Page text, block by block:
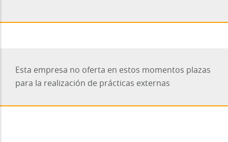
Esta empresa no oferta en estos momentos plazas
para la realización de prácticas externas